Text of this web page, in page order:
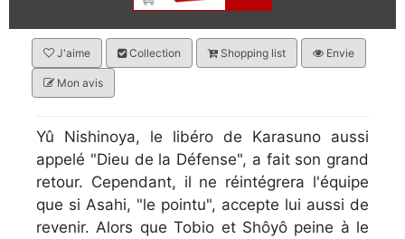
J'aime Collection Shopping list Envie
Mon avis
Yû Nishinoya, le libéro de Karasuno aussi
appelé "Dieu de la Défense", a fait son grand
retour. Cependant, il ne réintégrera l'équipe
que si Asahi, "le pointu", accepte lui aussi de
revenir. Alors que Tobio et Shôyô peine à le